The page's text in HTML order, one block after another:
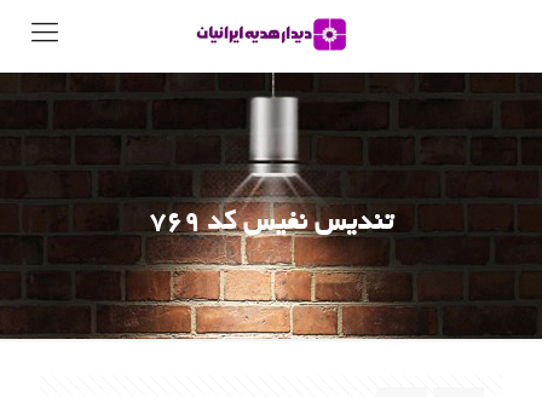
تندیس نفیس کد 769